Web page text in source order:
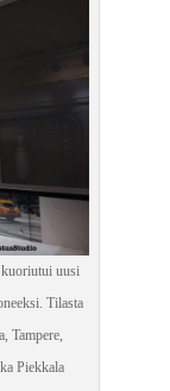
uusi
Tilasta
Tampere,
Piekkala